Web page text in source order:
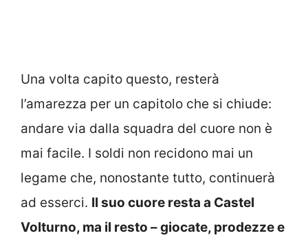
Una volta capito questo, resterà
l’amarezza per un capitolo che si chiude:
andare via dalla squadra del cuore non è
mai facile. I soldi non recidono mai un
legame che, nonostante tutto, continuerà
ad esserci. Il suo cuore resta a Castel
Volturno, ma il resto – giocate, prodezze e